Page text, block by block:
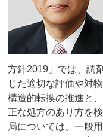
方針2019」では、調
じた適切な評価や対
構造的転換の推進と
正な処方のあり方を
局については、一般